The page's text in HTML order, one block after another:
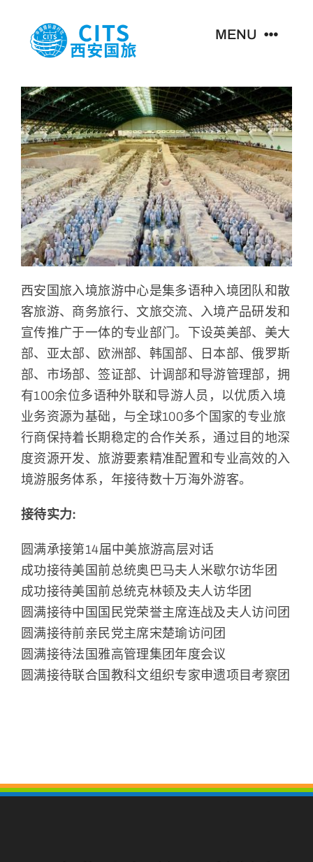
MENU
首页
主营业务
新闻资讯
关于我们
中文
西安国旅入境旅游中心是集多语种入境团队和散
客旅游、商务旅行、文旅交流、入境产品研发和
宣传推广于一体的专业部门。下设英美部、美大
部、亚太部、欧洲部、韩国部、日本部、俄罗斯
部、市场部、签证部、计调部和导游管理部，拥
有100余位多语种外联和导游人员，以优质入境
业务资源为基础，与全球100多个国家的专业旅
行商保持着长期稳定的合作关系，通过目的地深
度资源开发、旅游要素精准配置和专业高效的入
境游服务体系，年接待数十万海外游客。
接待实力:
圆满承接第14届中美旅游高层对话
成功接待美国前总统奥巴马夫人米歇尔访华团
成功接待美国前总统克林顿及夫人访华团
圆满接待中国国民党荣誉主席连战及夫人访问团
圆满接待前亲民党主席宋楚瑜访问团
圆满接待法国雅高管理集团年度会议
圆满接待联合国教科文组织专家申遗项目考察团